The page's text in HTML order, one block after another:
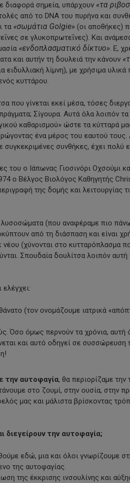
διαφορά σημεία, υπάρχουν «τα
από το DNA του πυρήνα και
τα «σωμάτια Golgie» (οι αποθήκες)
σε γλυκοπρωτεΐνες). Και
«ενδοπλασματικό δίκτυο». Ε,
και αυτήν τη δουλειά την κάνουν
λίμνη), με χρήσιμα υλικά
κυττάρου.
που γίνεται εκεί μέσα, τόσες
Σίγουρα. Αυτά όλα λοιπόν
καθαρισμού» ώστε τα κύτταρά
ένα μέρος του εαυτού
συγκεκριμένες συνθήκες, έχει πολύ
του ο Ιάπωνας Γιοσινόρι Οχσούμι
ο Βέλγος Βιολόγος Καθηγητής
της δομής και
λυσοσώματα (που αναφέραμε πιο
από τη διάσπαση και είναι
(χύνονται στο κυτταρόπλασμα
Σπουδαία δουλίτσα λοιπόν
(τον ονομάζουμε ιατρικά
Όσο όμως περνούν τα χρόνια, αυτή
και αυτό οδηγεί σε συσσώρευση
την αυτοφαγία, θα περιορίζαμε την
στο ζουμί, στην ουσία, στην
μας και μάλιστα βρίσκοντας
διεγείρουν την αυτοφαγία;
εδώ, μια και όλοι γνωρίζουμε
της αυτοφαγίας.
της έκκρισης ινσουλίνης και